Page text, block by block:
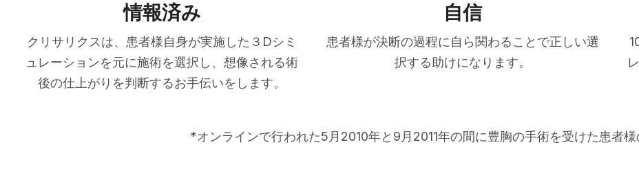
情報済み
クリサリクスは、患者様自身が実施した３Dシミ
ュレーションを元に施術を選択し、想像される術
後の仕上がりを判断するお手伝いをします。
自信
患者様が決断の過程に自ら関わることで正しい選
択する助けになります。
*オンラインで行われた5月2010年と9月2011年の間に豊胸の手術を受けた患者様